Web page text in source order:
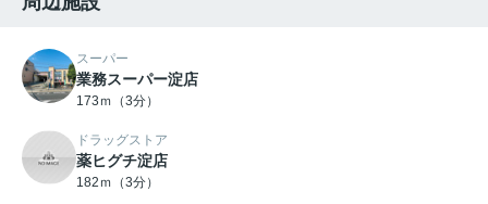
スーパー
業務スーパー淀店
173ｍ（3分）
ドラッグストア
薬ヒグチ淀店
182ｍ（3分）